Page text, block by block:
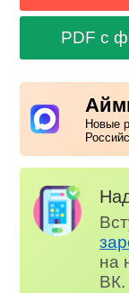
PDF с
Новые
на
ВК.